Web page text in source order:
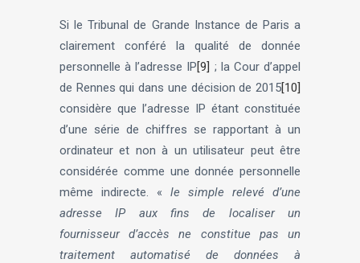
Si le Tribunal de Grande Instance de Paris a
clairement conféré la qualité de donnée
personnelle à l’adresse IP[9] ; la Cour d’appel
de Rennes qui dans une décision de 2015[10]
considère que l’adresse IP étant constituée
d’une série de chiffres se rapportant à un
ordinateur et non à un utilisateur peut être
considérée comme une donnée personnelle
même indirecte. « le simple relevé d’une
adresse IP aux fins de localiser un
fournisseur d’accès ne constitue pas un
traitement automatisé de données à